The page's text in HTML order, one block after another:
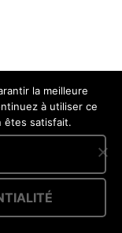
la meilleure
à utiliser ce
êtes satisfait.